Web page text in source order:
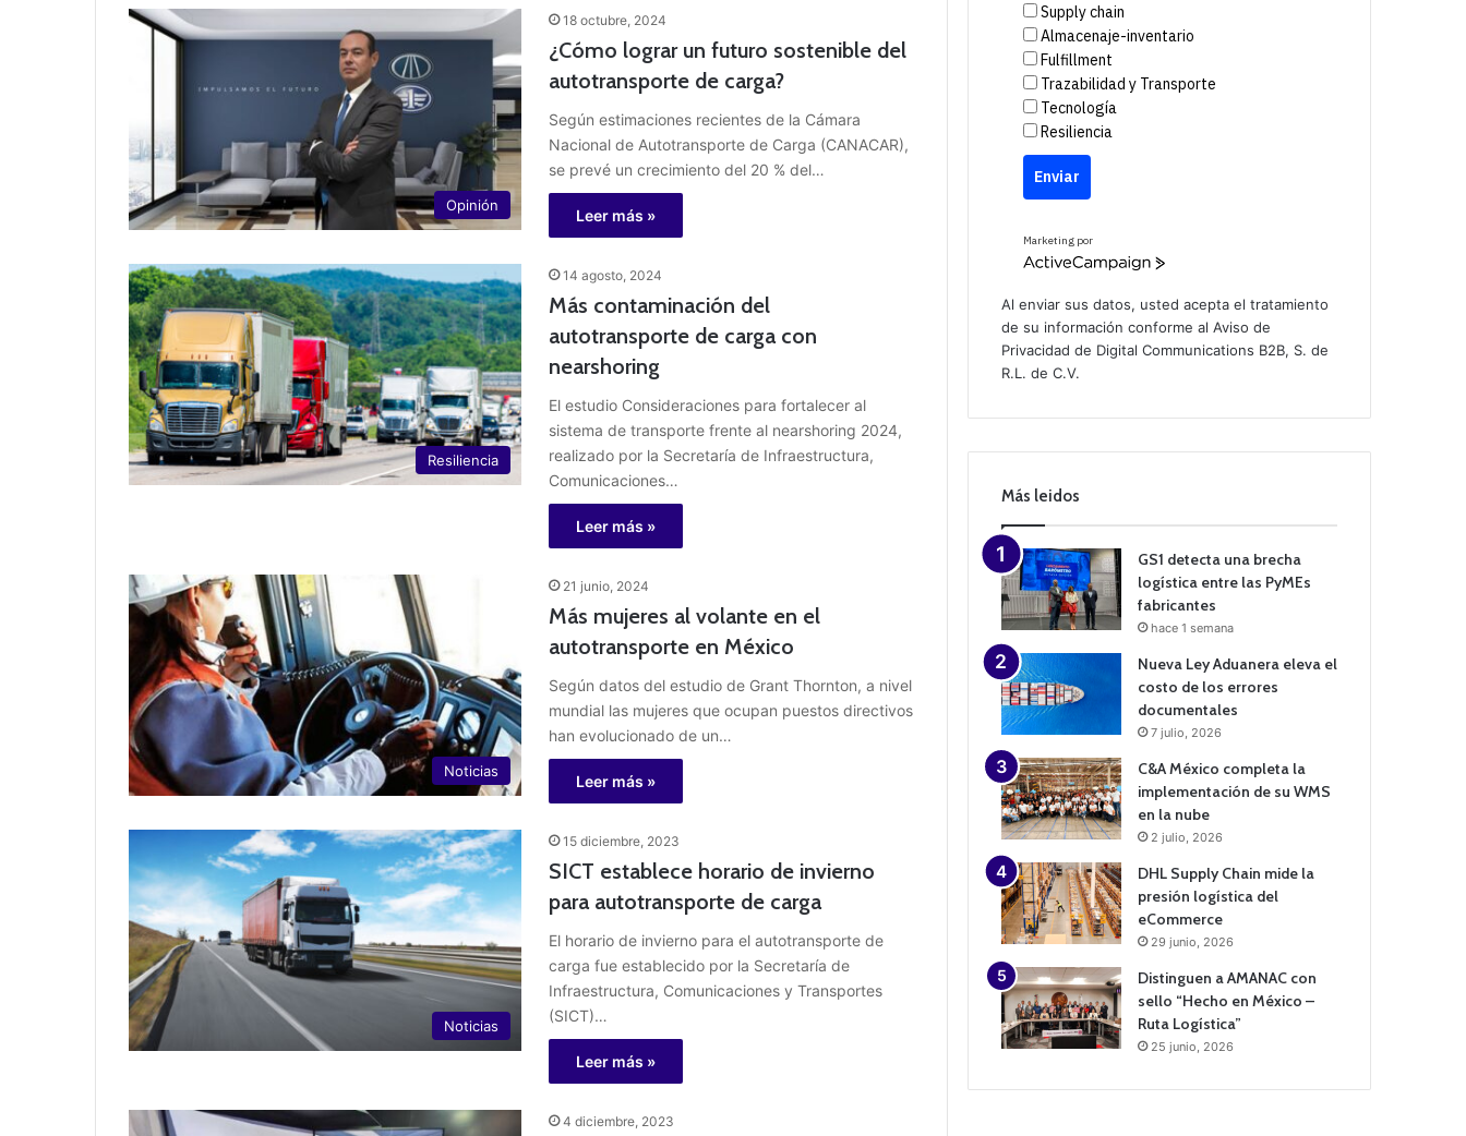
Opinión
18 octubre, 2024
¿Cómo lograr un futuro sostenible del
autotransporte de carga?
Según estimaciones recientes de la Cámara
Nacional de Autotransporte de Carga (CANACAR),
se prevé un crecimiento del 20 % del…
Leer más »
Resiliencia
14 agosto, 2024
Más contaminación del
autotransporte de carga con
nearshoring
El estudio Consideraciones para fortalecer al
sistema de transporte frente al nearshoring 2024,
realizado por la Secretaría de Infraestructura,
Comunicaciones…
Leer más »
Noticias
21 junio, 2024
Más mujeres al volante en el
autotransporte en México
Según datos del estudio de Grant Thornton, a nivel
mundial las mujeres que ocupan puestos directivos
han evolucionado de un…
Leer más »
Noticias
15 diciembre, 2023
SICT establece horario de invierno
para autotransporte de carga
El horario de invierno para el autotransporte de
carga fue establecido por la Secretaría de
Infraestructura, Comunicaciones y Transportes
(SICT)…
Leer más »
4 diciembre, 2023
Supply chain
Almacenaje-inventario
Fulfillment
Trazabilidad y Transporte
Tecnología
Resiliencia
Enviar
Marketing por
A
v
e
p
i
n
Al enviar sus datos, usted acepta el tratamiento
de su información conforme alAviso de
Privacidad de Digital Communications B2B, S. de
R.L. de C.V.
Más leidos
GS1 detecta una brecha
logística entre las PyMEs
fabricantes
hace 1 semana
Nueva Ley Aduanera eleva el
costo de los errores
documentales
7 julio, 2026
C&A México completa la
implementación de su WMS
en la nube
2 julio, 2026
DHL Supply Chain mide la
presión logística del
eCommerce
29 junio, 2026
Distinguen a AMANAC con
sello “Hecho en México –
Ruta Logística”
25 junio, 2026